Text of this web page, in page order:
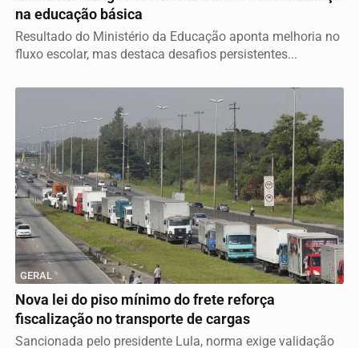
na educação básica
Resultado do Ministério da Educação aponta melhoria no
fluxo escolar, mas destaca desafios persistentes...
GERAL
Nova lei do piso mínimo do frete reforça
fiscalização no transporte de cargas
Sancionada pelo presidente Lula, norma exige validação